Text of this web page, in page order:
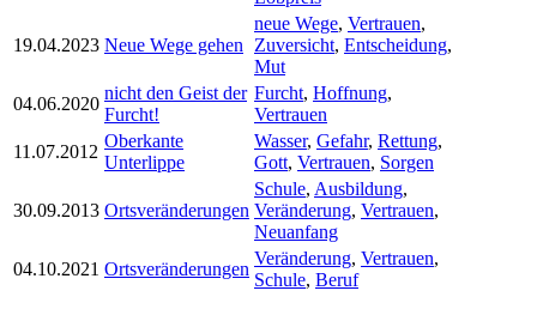
19.04.2023 Neue Wege gehen
neue Wege, Vertrauen,
Zuversicht, Entscheidung,
Mut
04.06.2020
nicht den Geist der
Furcht!
Furcht, Hoffnung,
Vertrauen
11.07.2012
Oberkante
Unterlippe
Wasser, Gefahr, Rettung,
Gott, Vertrauen, Sorgen
30.09.2013 Ortsveränderungen
Schule, Ausbildung,
Veränderung, Vertrauen,
Neuanfang
04.10.2021 Ortsveränderungen
Veränderung, Vertrauen,
Schule, Beruf